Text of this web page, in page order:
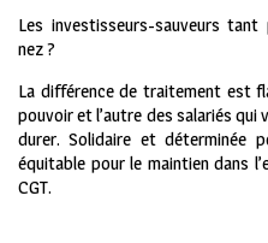
Les investisseurs-sauveurs
nez ?
La différence de traitement est
pouvoir et l’autre des salariés
durer. Solidaire et déterminée
équitable pour le maintien dans
CGT.